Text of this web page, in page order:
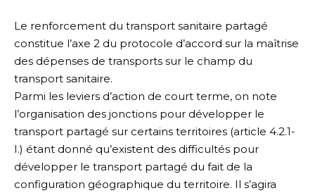
Le renforcement du transport sanitaire partagé
constitue l’axe 2 du protocole d’accord sur la maîtrise
des dépenses de transports sur le champ du
transport sanitaire.
Parmi les leviers d’action de court terme, on note
l’organisation des jonctions pour développer le
transport partagé sur certains territoires (article 4.2.1-
I.) étant donné qu’existent des difficultés pour
développer le transport partagé du fait de la
configuration géographique du territoire. Il s’agira